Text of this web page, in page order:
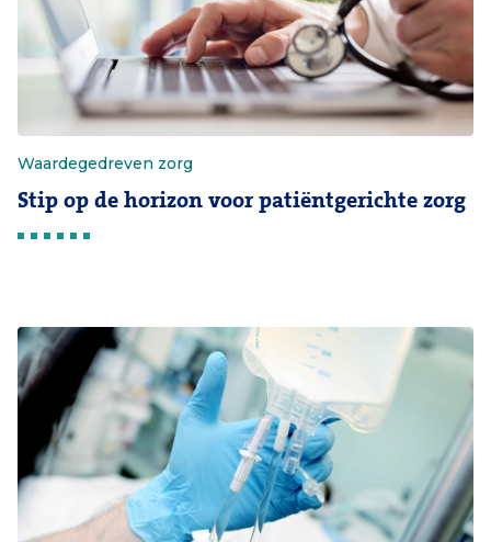
Waardegedreven zorg
Stip op de horizon voor patiëntgerichte zorg